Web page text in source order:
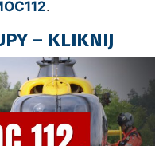
.
– KLIKNIJ